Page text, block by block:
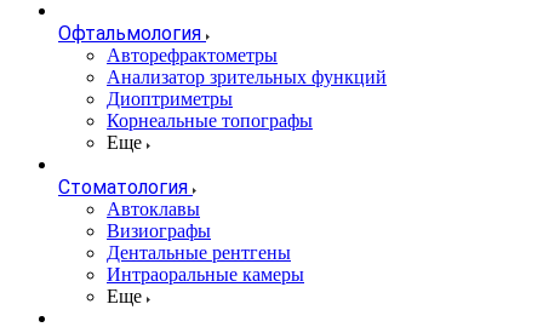
Офтальмология
Авторефрактометры
Анализатор зрительных функций
Диоптриметры
Корнеальные топографы
Еще
Стоматология
Автоклавы
Визиографы
Дентальные рентгены
Интраоральные камеры
Еще